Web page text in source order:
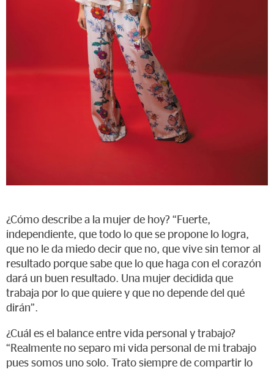
¿Cómo describe a la mujer de hoy? “Fuerte,
independiente, que todo lo que se propone lo logra,
que no le da miedo decir que no, que vive sin temor al
resultado porque sabe que lo que haga con el corazón
dará un buen resultado. Una mujer decidida que
trabaja por lo que quiere y que no depende del qué
dirán”.
¿Cuál es el balance entre vida personal y trabajo?
“Realmente no separo mi vida personal de mi trabajo
pues somos uno solo. Trato siempre de compartir lo